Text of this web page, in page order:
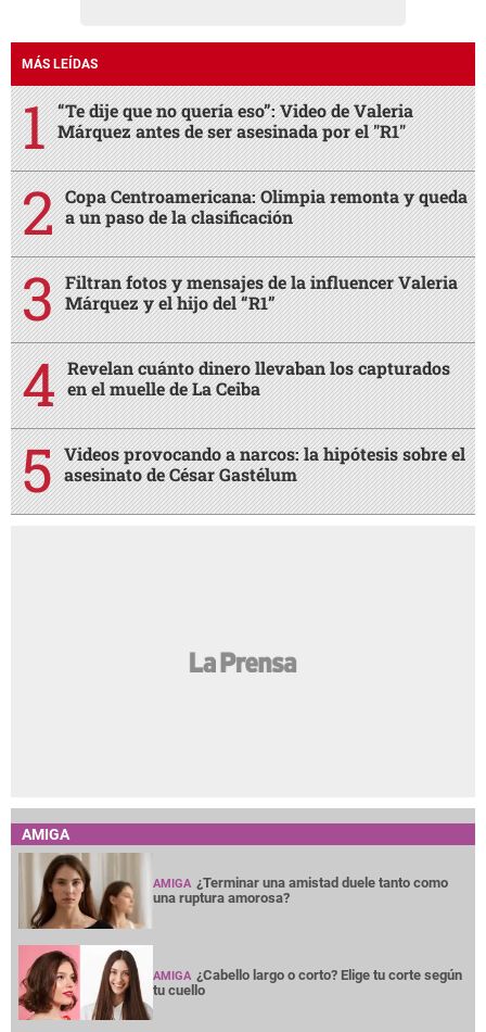
MÁS LEÍDAS
“Te dije que no quería eso”: Video de Valeria
Márquez antes de ser asesinada por el "R1"
Copa Centroamericana: Olimpia remonta y queda
a un paso de la clasificación
Filtran fotos y mensajes de la influencer Valeria
Márquez y el hijo del “R1”
Revelan cuánto dinero llevaban los capturados
en el muelle de La Ceiba
Videos provocando a narcos: la hipótesis sobre el
asesinato de César Gastélum
AMIGA
AMIGA ¿Terminar una amistad duele tanto como
una ruptura amorosa?
AMIGA ¿Cabello largo o corto? Elige tu corte según
tu cuello